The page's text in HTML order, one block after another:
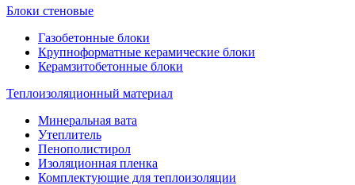
Блоки стеновые
Газобетонные блоки
Крупноформатные керамические блоки
Керамзитобетонные блоки
Теплоизоляционный материал
Минеральная вата
Утеплитель
Пенополистирол
Изоляционная пленка
Комплектующие для теплоизоляции